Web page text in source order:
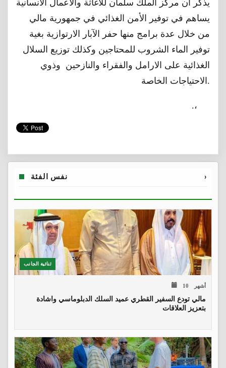
يذكر أن مركز الملك سلمان للاغاثة والاعمال الانسانية
يساهم في توفير الأمن الغذائي في جمهورية مالي
من خلال عدة برامج منها حفر الآبار الارتوازية بغية
توفير الماء الشروب للمحتاجين وكذلك توزيع السلال
الغذائية على الارامل والفقراء والنازحين وذوي
الاحتياجات الخاصة.
.،
نفس الفئة ›
ثنائية الجانب
10 أشهر
مالي تودع السفير القطري عميد السلك الدبلوماسي واشادة
بتعزيز العلاقات